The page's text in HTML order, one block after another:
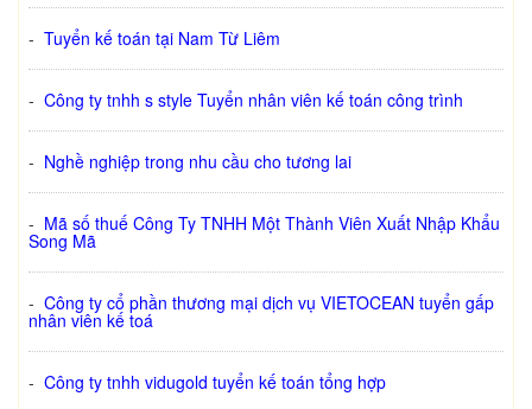
- Tuyển kế toán tại Nam Từ Liêm
- Công ty tnhh s style Tuyển nhân viên kế toán công trình
- Nghề nghiệp trong nhu cầu cho tương lai
- Mã số thuế Công Ty TNHH Một Thành Viên Xuất Nhập Khẩu
Song Mã
- Công ty cổ phần thương mại dịch vụ VIETOCEAN tuyển gấp
nhân viên kế toá
- Công ty tnhh vidugold tuyển kế toán tổng hợp